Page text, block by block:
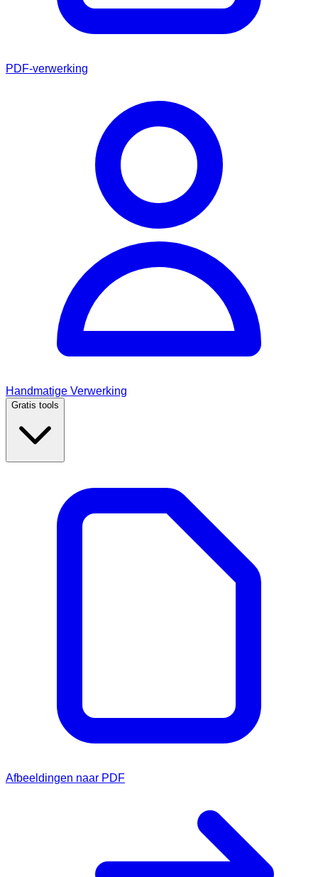
PDF-verwerking
Handmatige Verwerking
Gratis tools
Afbeeldingen naar PDF